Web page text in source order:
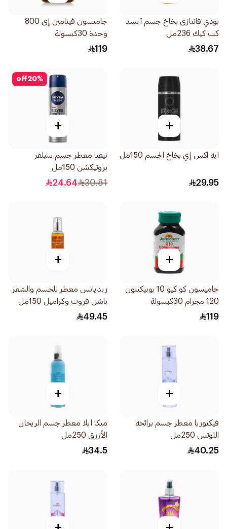
بودي فانتازى بخاخ جسم آيسد
كب كيك 236مل
38.67
جاميسون فيتامين إى 800
وحدة 30كبسولة
119
+
ايه اكس إي بخاخ الجسم 150مل
29.95
20%
off
+
نيفيا معطر جسم سيلفر
بروتيكشن 150مل
30.81
24.64
+
جاميسون كو كيو 10 يوبيكينون
120 مجرام 30كبسولة
119
+
ريديانس معطر للجسم والشعر
باشن فروت وكراميل 150مل
49.45
+
فيكتوريا معطر جسم برائحة
اللوتس 250مل
40.25
+
ميكا ايلا معطر جسم الريحان
الأزرق 250مل
34.5